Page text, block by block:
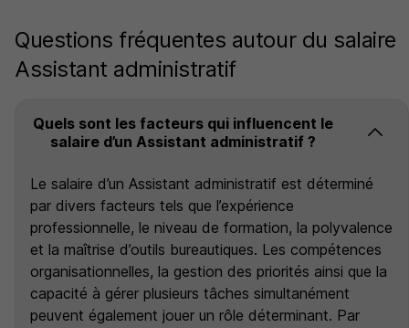
Questions fréquentes autour du salaire
Assistant administratif
Quels sont les facteurs qui influencent le
salaire d’un Assistant administratif ?
Le salaire d’un Assistant administratif est déterminé
par divers facteurs tels que l’expérience
professionnelle, le niveau de formation, la polyvalence
et la maîtrise d’outils bureautiques. Les compétences
organisationnelles, la gestion des priorités ainsi que la
capacité à gérer plusieurs tâches simultanément
peuvent également jouer un rôle déterminant. Par